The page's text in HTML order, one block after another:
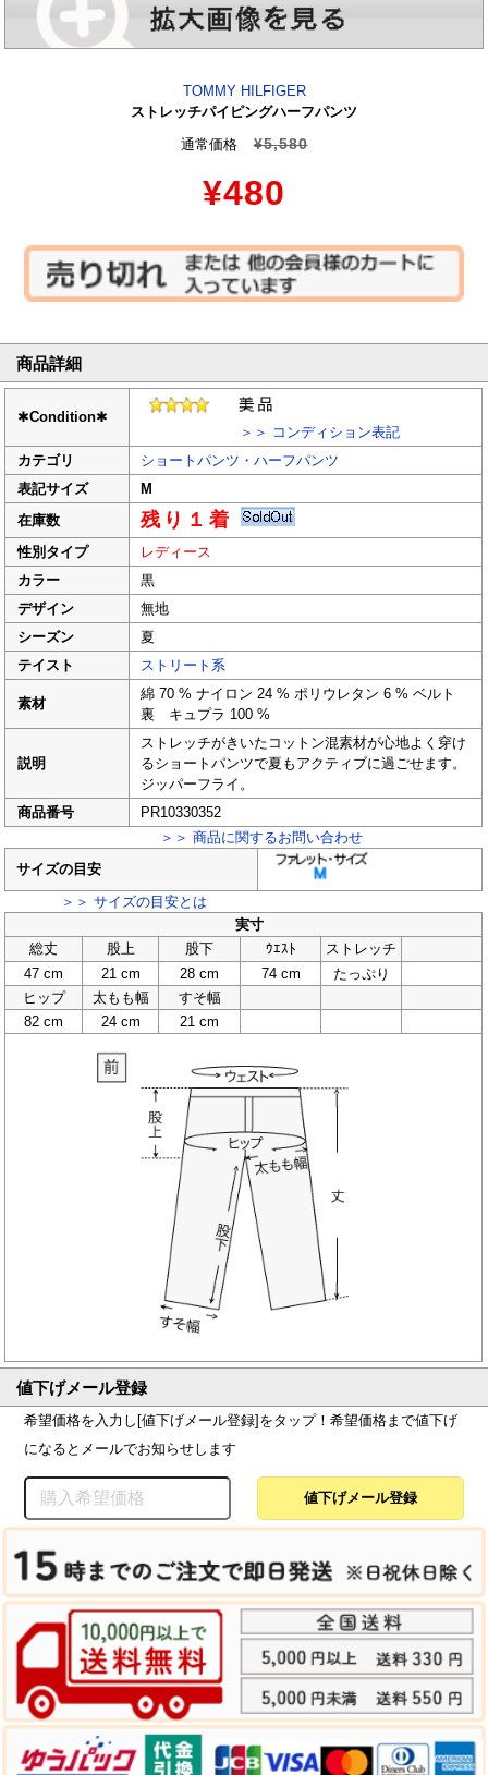
TOMMY HILFIGER
ストレッチパイピングハーフパンツ
通常価格
¥5,580
¥480
商品詳細
✱Condition✱
＞＞ コンディション表記
カテゴリ
ショートパンツ・ハーフパンツ
表記サイズ
M
在庫数
残り１着
性別タイプ
レディース
カラー
黒
デザイン
無地
シーズン
夏
テイスト
ストリート系
素材
綿 70 % ナイロン 24 % ポリウレタン 6 % ベルト
裏 キュプラ 100 %
説明
ストレッチがきいたコットン混素材が心地よく穿け
るショートパンツで夏もアクティブに過ごせます。
ジッパーフライ。
商品番号
PR10330352
＞＞ 商品に関するお問い合わせ
サイズの目安
＞＞ サイズの目安とは
実寸
総丈
股上 股下 ｳｴｽﾄ
ストレッチ
47 cm
21 cm 28 cm 74 cm
たっぷり
ヒップ
太もも幅
すそ幅
82 cm
24 cm 21 cm
値下げメール登録
希望価格を入力し[値下げメール登録]をタップ！希望価格まで値下げ
になるとメールでお知らせします